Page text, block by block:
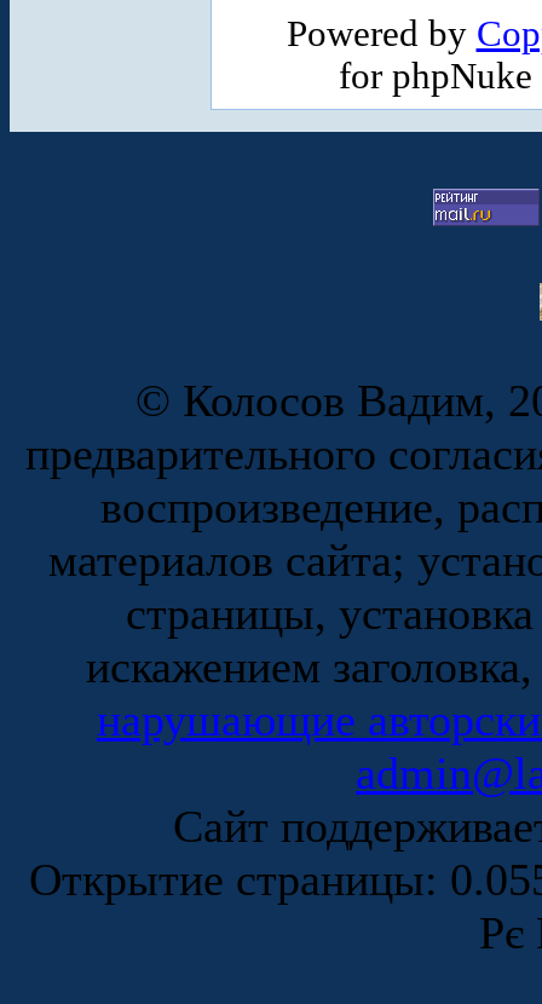
Powered by
for
© Колосов Вадим,
предварительного
воспроизведение,
материалов сайта;
страницы,
искажением
нарушающие
Сайт
Открытие страницы:
Рє